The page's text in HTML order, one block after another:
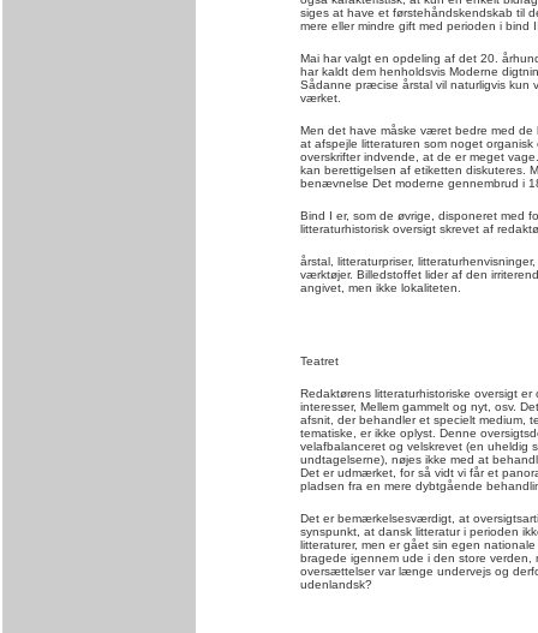
siges at have et førstehåndskendskab til
mere eller mindre gift med perioden i bind
Mai har valgt en opdeling af det 20.
har kaldt dem henholdsvis Moderne
Sådanne præcise årstal vil naturligvis kun
værket.
Men det have måske været bedre med de
at afspejle litteraturen som noget
overskrifter indvende, at de er meget
kan berettigelsen af etiketten diskuteres.
benævnelse Det moderne gennembrud i
Bind I er, som de øvrige, disponeret med
litteraturhistorisk oversigt skrevet af
årstal, litteraturpriser,
værktøjer. Billedstoffet lider af den
angivet, men ikke lokaliteten.
Teatret
Redaktørens litteraturhistoriske oversigt
interesser, Mellem gammelt og nyt, osv.
afsnit, der behandler et specielt medium,
tematiske, er ikke oplyst. Denne
velafbalanceret og velskrevet (en uheldig
undtagelserne), nøjes ikke med at
Det er udmærket, for så vidt vi får et
pladsen fra en mere dybtgående
Det er bemærkelsesværdigt, at
synspunkt, at dansk litteratur i perioden
litteraturer, men er gået sin egen
bragede igennem ude i den store verden,
oversættelser var længe undervejs og
udenlandsk?